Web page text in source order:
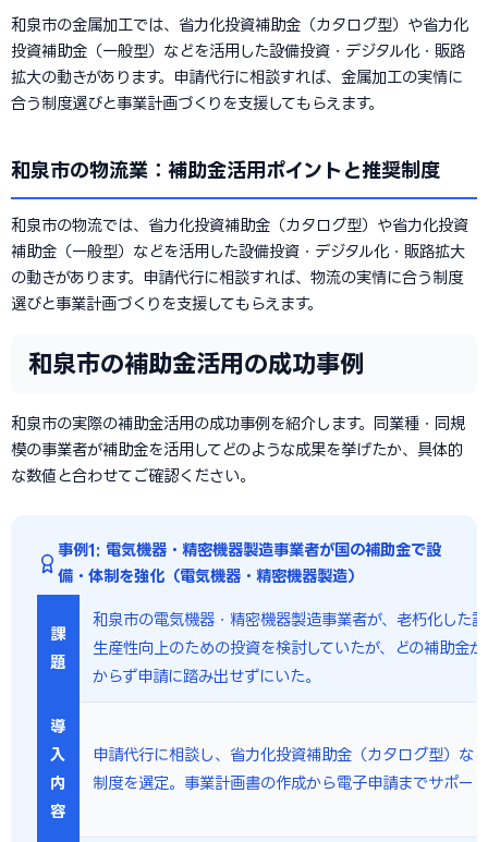
和泉市の金属加工では、省力化投資補助金（カタログ型）や省力化
投資補助金（一般型）などを活用した設備投資・デジタル化・販路
拡大の動きがあります。申請代行に相談すれば、金属加工の実情に
合う制度選びと事業計画づくりを支援してもらえます。
和泉市の物流業：補助金活用ポイントと推奨制度
和泉市の物流では、省力化投資補助金（カタログ型）や省力化投資
補助金（一般型）などを活用した設備投資・デジタル化・販路拡大
の動きがあります。申請代行に相談すれば、物流の実情に合う制度
選びと事業計画づくりを支援してもらえます。
和泉市の補助金活用の成功事例
和泉市の実際の補助金活用の成功事例を紹介します。同業種・同規
模の事業者が補助金を活用してどのような成果を挙げたか、具体的
な数値と合わせてご確認ください。
事例1: 電気機器・精密機器製造事業者が国の補助金で設
備・体制を強化（電気機器・精密機器製造）
課
題
和泉市の電気機器・精密機器製造事業者が、老朽化した
生産性向上のための投資を検討していたが、どの補助金
からず申請に踏み出せずにいた。
導
入
内
容
申請代行に相談し、省力化投資補助金（カタログ型）な
制度を選定。事業計画書の作成から電子申請までサポー